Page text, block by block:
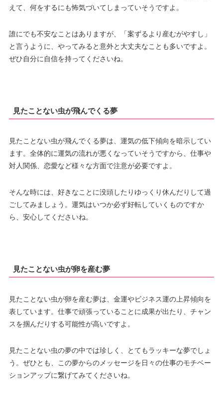
えて、何をするにも怖気づいてしまっていそうですよ。
誰にでも不安なことはありますが、「案ずるより産むがやすし」
と言うように、やってみると意外と大丈夫なことも多いですよ。
ぜひ自分に自信を持ってくださいね。
見たことない虫が飛んでくる夢
見たことない虫が飛んでくる夢は、運気の低下傾向を暗示してい
ます。全体的に運気の流れが悪くなっていそうですから、仕事や
対人関係、恋愛など様々な方面で注意が必要ですよ。
そんな時には、好きなことに没頭したりゆっくり休んだりして過
ごしてみましょう。運気はいつか必ず好転していくものですか
ら、安心してくださいね。
見たことない虫が卵を産む夢
見たことない虫が卵を産む夢は、金運やビジネス運の上昇傾向を
表しています。仕事で頑張っていることに成果が出たり、チャン
スを掴んだりする可能性が高いですよ。
見たことない虫の夢の中では珍しく、とてもラッキーな夢でしょ
う。ぜひとも、この夢からのメッセージを日々の仕事のモチベー
ションアップに繋げてみてくださいね。